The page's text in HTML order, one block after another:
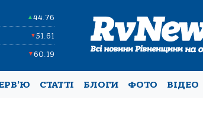
▲44.76
▼51.61
▼60.19
СТАТТІ БЛОГИ ФОТО ВІДЕО